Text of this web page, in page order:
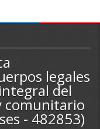
legales
del
comunitario
- 482853)